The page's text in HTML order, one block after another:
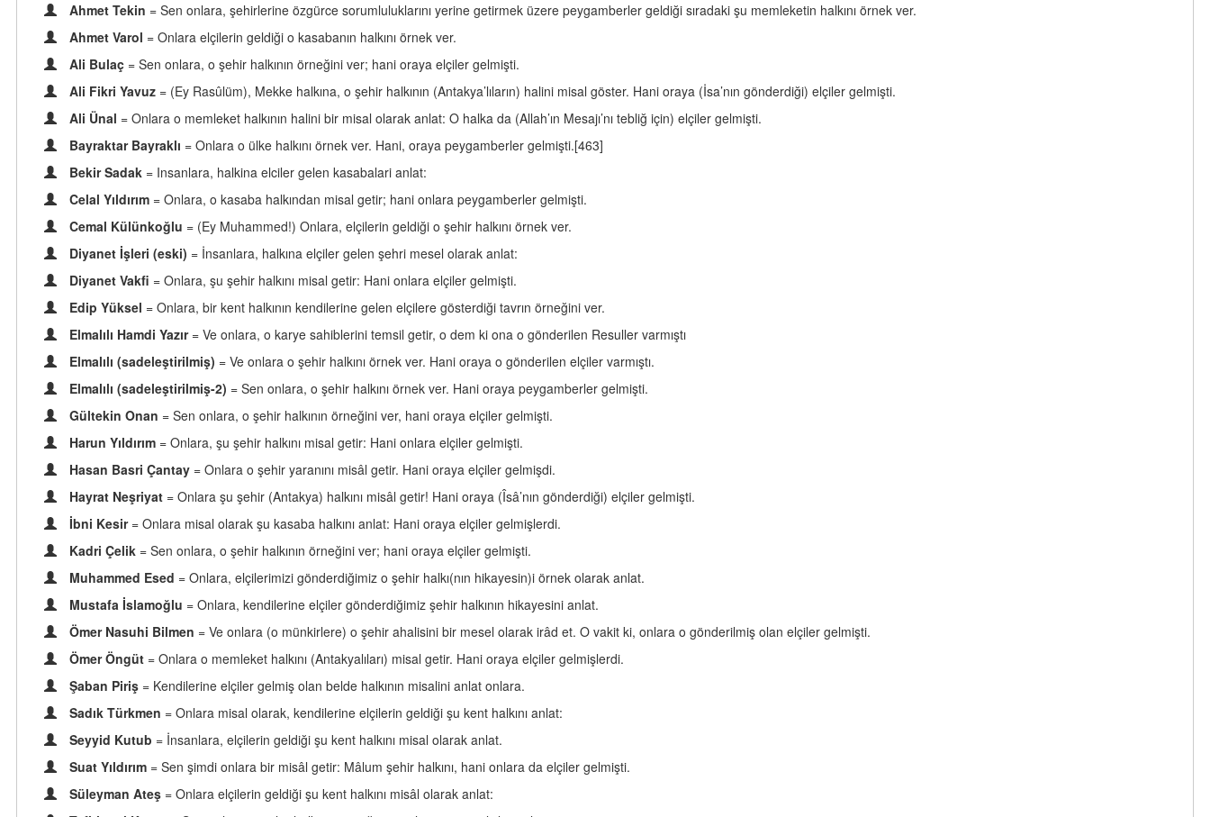
Ahmet Tekin = Sen onlara, şehirlerine özgürce sorumluluklarını yerine getirmek üzere peygamberler geldiği sıradaki şu memleketin halkını örnek ver.
Ahmet Varol = Onlara elçilerin geldiği o kasabanın halkını örnek ver.
Ali Bulaç = Sen onlara, o şehir halkının örneğini ver; hani oraya elçiler gelmişti.
Ali Fikri Yavuz = (Ey Rasûlüm), Mekke halkına, o şehir halkının (Antakya’lıların) halini misal göster. Hani oraya (İsa’nın gönderdiği) elçiler gelmişti.
Ali Ünal = Onlara o memleket halkının halini bir misal olarak anlat: O halka da (Allah’ın Mesajı’nı tebliğ için) elçiler gelmişti.
Bayraktar Bayraklı = Onlara o ülke halkını örnek ver. Hani, oraya peygamberler gelmişti.[463]
Bekir Sadak = Insanlara, halkina elciler gelen kasabalari anlat:
Celal Yıldırım = Onlara, o kasaba halkından misal getir; hani onlara peygamberler gelmişti.
Cemal Külünkoğlu = (Ey Muhammed!) Onlara, elçilerin geldiği o şehir halkını örnek ver.
Diyanet İşleri (eski) = İnsanlara, halkına elçiler gelen şehri mesel olarak anlat:
Diyanet Vakfi = Onlara, şu şehir halkını misal getir: Hani onlara elçiler gelmişti.
Edip Yüksel = Onlara, bir kent halkının kendilerine gelen elçilere gösterdiği tavrın örneğini ver.
Elmalılı Hamdi Yazır = Ve onlara, o karye sahiblerini temsil getir, o dem ki ona o gönderilen Resuller varmıştı
Elmalılı (sadeleştirilmiş) = Ve onlara o şehir halkını örnek ver. Hani oraya o gönderilen elçiler varmıştı.
Elmalılı (sadeleştirilmiş-2) = Sen onlara, o şehir halkını örnek ver. Hani oraya peygamberler gelmişti.
Gültekin Onan = Sen onlara, o şehir halkının örneğini ver, hani oraya elçiler gelmişti.
Harun Yıldırım = Onlara, şu şehir halkını misal getir: Hani onlara elçiler gelmişti.
Hasan Basri Çantay = Onlara o şehir yaranını misâl getir. Hani oraya elçiler gelmişdi.
Hayrat Neşriyat = Onlara şu şehir (Antakya) halkını misâl getir! Hani oraya (Îsâ’nın gönderdiği) elçiler gelmişti.
İbni Kesir = Onlara misal olarak şu kasaba halkını anlat: Hani oraya elçiler gelmişlerdi.
Kadri Çelik = Sen onlara, o şehir halkının örneğini ver; hani oraya elçiler gelmişti.
Muhammed Esed = Onlara, elçilerimizi gönderdiğimiz o şehir halkı(nın hikayesin)i örnek olarak anlat.
Mustafa İslamoğlu = Onlara, kendilerine elçiler gönderdiğimiz şehir halkının hikayesini anlat.
Ömer Nasuhi Bilmen = Ve onlara (o münkirlere) o şehir ahalisini bir mesel olarak irâd et. O vakit ki, onlara o gönderilmiş olan elçiler gelmişti.
Ömer Öngüt = Onlara o memleket halkını (Antakyalıları) misal getir. Hani oraya elçiler gelmişlerdi.
Şaban Piriş = Kendilerine elçiler gelmiş olan belde halkının misalini anlat onlara.
Sadık Türkmen = Onlara misal olarak, kendilerine elçilerin geldiği şu kent halkını anlat:
Seyyid Kutub = İnsanlara, elçilerin geldiği şu kent halkını misal olarak anlat.
Suat Yıldırım = Sen şimdi onlara bir misâl getir: Mâlum şehir halkını, hani onlara da elçiler gelmişti.
Süleyman Ateş = Onlara elçilerin geldiği şu kent halkını misâl olarak anlat: